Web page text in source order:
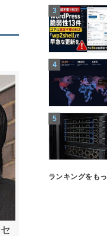
ランキングをも